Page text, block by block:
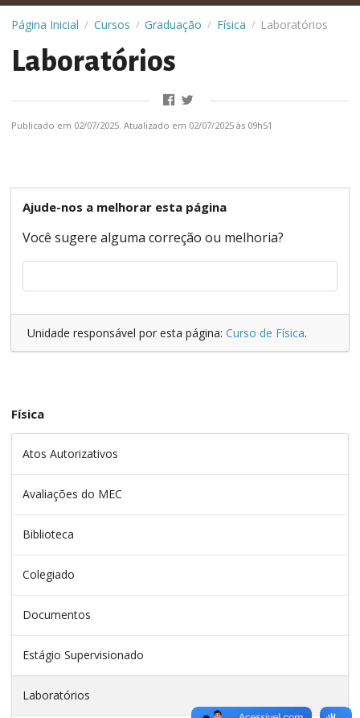
Página Inicial / Cursos / Graduação / Física / Laboratórios
Laboratórios
Publicado em 02/07/2025. Atualizado em 02/07/2025 às 09h51
Ajude-nos a melhorar esta página
Você sugere alguma correção ou melhoria?
Unidade responsável por esta página: Curso de Física.
Física
Atos Autorizativos
Avaliações do MEC
Biblioteca
Colegiado
Documentos
Estágio Supervisionado
Laboratórios